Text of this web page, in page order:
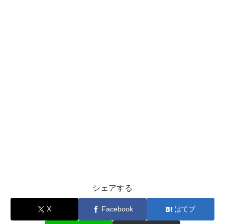
シェアする
X Facebook はてブ